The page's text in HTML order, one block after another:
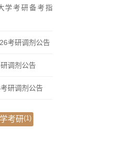
学考研备考指
考研调剂公告
调剂公告
研调剂公告
考研(1)